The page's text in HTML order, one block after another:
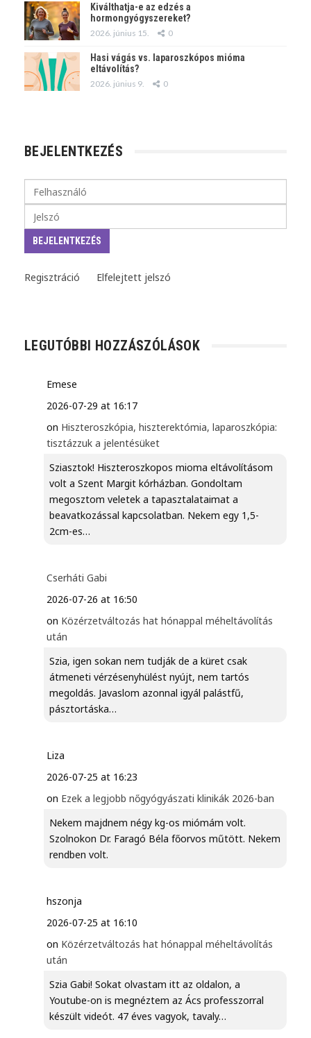
Kiválthatja-e az edzés a
hormongyógyszereket?
2026. június 15. 0
Hasi vágás vs. laparoszkópos mióma
eltávolítás?
2026. június 9. 0
BEJELENTKEZÉS
Regisztráció Elfelejtett jelszó
LEGUTÓBBI HOZZÁSZÓLÁSOK
Emese
2026-07-29 at 16:17
on Hiszteroszkópia, hiszterektómia, laparoszkópia:
tisztázzuk a jelentésüket
Sziasztok! Hiszteroszkopos mioma eltávolításom
volt a Szent Margit kórházban. Gondoltam
megosztom veletek a tapasztalataimat a
beavatkozással kapcsolatban. Nekem egy 1,5-
2cm-es…
Cserháti Gabi
2026-07-26 at 16:50
on Közérzetváltozás hat hónappal méheltávolítás
után
Szia, igen sokan nem tudják de a küret csak
átmeneti vérzésenyhülést nyújt, nem tartós
megoldás. Javaslom azonnal igyál palástfű,
pásztortáska…
Liza
2026-07-25 at 16:23
on Ezek a legjobb nőgyógyászati klinikák 2026-ban
Nekem majdnem négy kg-os miómám volt.
Szolnokon Dr. Faragó Béla főorvos műtött. Nekem
rendben volt.
hszonja
2026-07-25 at 16:10
on Közérzetváltozás hat hónappal méheltávolítás
után
Szia Gabi! Sokat olvastam itt az oldalon, a
Youtube-on is megnéztem az Ács professzorral
készült videót. 47 éves vagyok, tavaly…